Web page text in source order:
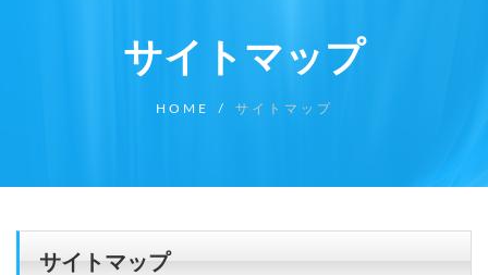
サイトマップ
HOME / サイトマップ
サイトマップ